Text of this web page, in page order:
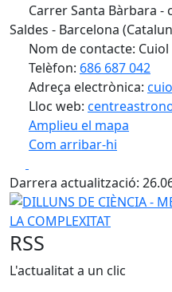
Carrer Santa Bàrbara -
Saldes - Barcelona
Nom de contacte:
Telèfon: 686 687 042
Adreça electrònica:
Lloc web:
Amplieu el mapa
Com arribar-hi
+
−
Darrera actualització:
DILLUNS DE CIÈNCIA -
RSS
L'actualitat a un clic